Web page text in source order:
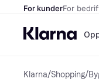
For kunderFor
Klarna/Shopping/